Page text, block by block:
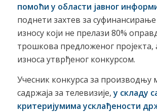
помоћи у области јавног
поднети захтев за суфинансирање
износу који не прелази 80%
трошкова предложеног пројекта,
износа утврђеног конкурсом.
Учесник конкурса за производњу
садржаја за телевизије,у складу
критеријумима усклађености